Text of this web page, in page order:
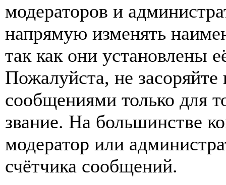
модераторов и
напрямую изменять
так как они установлены
Пожалуйста, не
сообщениями только для
звание. На большинстве
модератор или
счётчика сообщений.